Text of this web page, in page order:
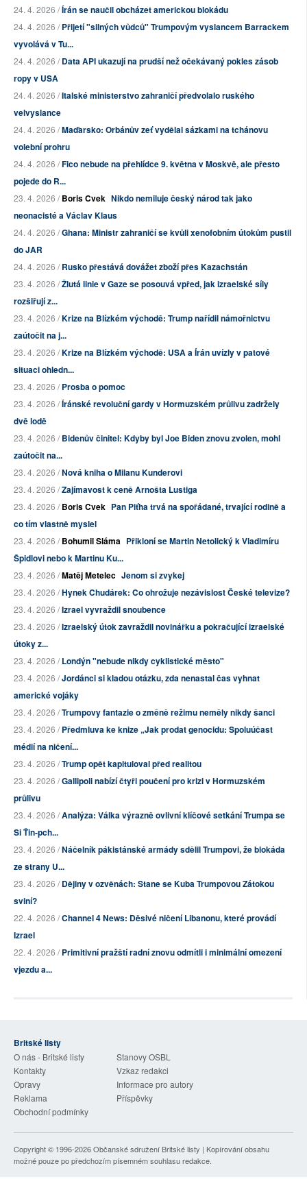
24. 4. 2026 /Írán se naučil obcházet americkou blokádu
24. 4. 2026 /Přijetí "silných vůdců" Trumpovým vyslancem Barrackem
vyvolává v Tu...
24. 4. 2026 /Data API ukazují na prudší než očekávaný pokles zásob
ropy v USA
24. 4. 2026 /Italské ministerstvo zahraničí předvolalo ruského
velvyslance
24. 4. 2026 /Maďarsko: Orbánův zeť vydělal sázkami na tchánovu
volební prohru
24. 4. 2026 /Fico nebude na přehlídce 9. května v Moskvě, ale přesto
pojede do R...
23. 4. 2026 /Boris Cvek Nikdo nemiluje český národ tak jako
neonacisté a Václav Klaus
24. 4. 2026 /Ghana: Ministr zahraničí se kvůli xenofobním útokům pustil
do JAR
24. 4. 2026 /Rusko přestává dovážet zboží přes Kazachstán
23. 4. 2026 /Žlutá linie v Gaze se posouvá vpřed, jak izraelské síly
rozšiřují z...
23. 4. 2026 /Krize na Blízkém východě: Trump nařídil námořnictvu
zaútočit na j...
23. 4. 2026 /Krize na Blízkém východě: USA a Írán uvízly v patové
situaci ohledn...
23. 4. 2026 /Prosba o pomoc
23. 4. 2026 /Íránské revoluční gardy v Hormuzském průlivu zadržely
dvě lodě
23. 4. 2026 /Bidenův činitel: Kdyby byl Joe Biden znovu zvolen, mohl
zaútočit na...
23. 4. 2026 /Nová kniha o Milanu Kunderovi
23. 4. 2026 /Zajímavost k ceně Arnošta Lustiga
23. 4. 2026 /Boris Cvek Pan Piťha trvá na spořádané, trvající rodině a
co tím vlastně myslel
23. 4. 2026 /Bohumil Sláma Přikloní se Martin Netolický k Vladimíru
Špidlovi nebo k Martinu Ku...
23. 4. 2026 /Matěj Metelec Jenom si zvykej
23. 4. 2026 /Hynek Chudárek: Co ohrožuje nezávislost České televize?
23. 4. 2026 /Izrael vyvraždil snoubence
23. 4. 2026 /Izraelský útok zavraždil novinářku a pokračující izraelské
útoky z...
23. 4. 2026 /Londýn "nebude nikdy cyklistické město"
23. 4. 2026 /Jordánci si kladou otázku, zda nenastal čas vyhnat
americké vojáky
23. 4. 2026 /Trumpovy fantazie o změně režimu neměly nikdy šanci
23. 4. 2026 /Předmluva ke knize „Jak prodat genocidu: Spoluúčast
médií na ničení...
23. 4. 2026 /Trump opět kapituloval před realitou
23. 4. 2026 /Gallipoli nabízí čtyři poučení pro krizi v Hormuzském
průlivu
23. 4. 2026 /Analýza: Válka výrazně ovlivní klíčové setkání Trumpa se
Si Ťin-pch...
23. 4. 2026 /Náčelník pákistánské armády sdělil Trumpovi, že blokáda
ze strany U...
23. 4. 2026 /Dějiny v ozvěnách: Stane se Kuba Trumpovou Zátokou
sviní?
22. 4. 2026 /Channel 4 News: Děsivé ničení Libanonu, které provádí
Izrael
22. 4. 2026 /Primitivní pražští radní znovu odmítli i minimální omezení
vjezdu a...
Britské listy
O nás - Britské listy
Stanovy OSBL
Kontakty
Vzkaz redakci
Opravy
Informace pro autory
Reklama
Příspěvky
Obchodní podmínky
Copyright © 1996-2026Občanské sdružení Britské listy | Kopírování obsahu
možné pouze po předchozím písemném souhlasu redakce.